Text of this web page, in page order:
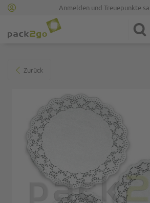
Anmelden und Treuepunkte
Zurück